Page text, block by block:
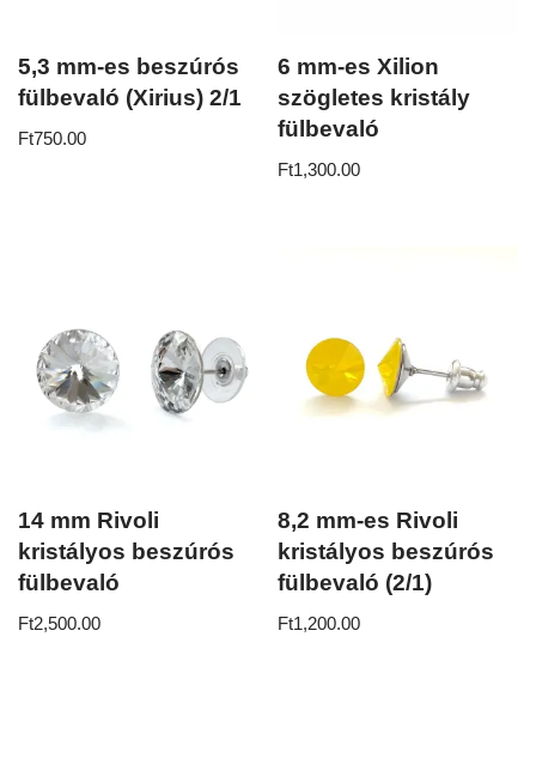
5,3 mm-es beszúrós
fülbevaló (Xirius) 2/1
Ft750.00
6 mm-es Xilion
szögletes kristály
fülbevaló
Ft1,300.00
14 mm Rivoli
kristályos beszúrós
fülbevaló
Ft2,500.00
8,2 mm-es Rivoli
kristályos beszúrós
fülbevaló (2/1)
Ft1,200.00